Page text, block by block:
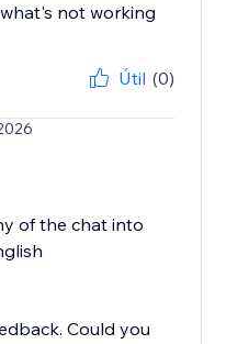
not working
Útil (0)
of the chat into
Could you